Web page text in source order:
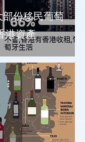
份移民葡萄
港資產